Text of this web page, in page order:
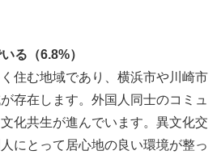
る（6.8%）
住む地域であり、横浜市や川崎市
存在します。外国人同士のコミュ
化共生が進んでいます。異文化交
にとって居心地の良い環境が整っ